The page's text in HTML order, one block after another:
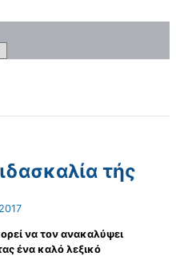
τής
να τον ανακαλύψει
ένα καλό λεξικό